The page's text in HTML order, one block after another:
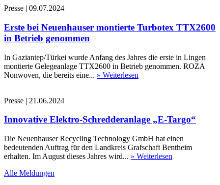
Presse | 09.07.2024
Erste bei Neuenhauser montierte Turbotex TTX2600
in Betrieb genommen
In Gaziantep/Türkei wurde Anfang des Jahres die erste in Lingen
montierte Gelegeanlage TTX2600 in Betrieb genommen. ROZA
Nonwoven, die bereits eine... » Weiterlesen
Presse | 21.06.2024
Innovative Elektro-Schredderanlage „E-Targo“
Die Neuenhauser Recycling Technology GmbH hat einen
bedeutenden Auftrag für den Landkreis Grafschaft Bentheim
erhalten. Im August dieses Jahres wird... » Weiterlesen
Alle Meldungen